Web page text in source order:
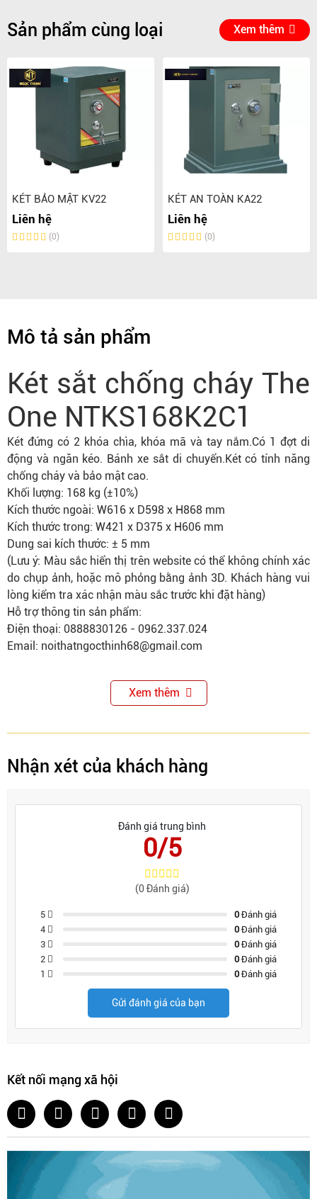
Sản phẩm cùng loại Xem thêm
KÉT BẢO MẬT KV22
Liên hệ
(0)
KÉT AN TOÀN KA22
Liên hệ
(0)
Mô tả sản phẩm
Két sắt chống cháy The
One NTKS168K2C1
Két đứng có 2 khóa chìa, khóa mã và tay nắm.Có 1 đợt di
động và ngăn kéo. Bánh xe sắt di chuyển.Két có tính năng
chống cháy và bảo mật cao.
Khối lượng: 168 kg (±10%)
Kích thước ngoài: W616 x D598 x H868 mm
Kích thước trong: W421 x D375 x H606 mm
Dung sai kích thước: ± 5 mm
(Lưu ý: Màu sắc hiển thị trên website có thể không chính xác
do chụp ảnh, hoặc mô phỏng bằng ảnh 3D. Khách hàng vui
lòng kiểm tra xác nhận màu sắc trước khi đặt hàng)
Hỗ trợ thông tin sản phẩm:
Điện thoại: 0888830126 - 0962.337.024
Email: noithatngocthinh68@gmail.com
Xem thêm
Nhận xét của khách hàng
Đánh giá trung bình
0/5
(0 Đánh giá)
5 0Đánh giá
4
0Đánh giá
3
0Đánh giá
2
0Đánh giá
1
0Đánh giá
Gửi đánh giá của bạn
Kết nối mạng xã hội